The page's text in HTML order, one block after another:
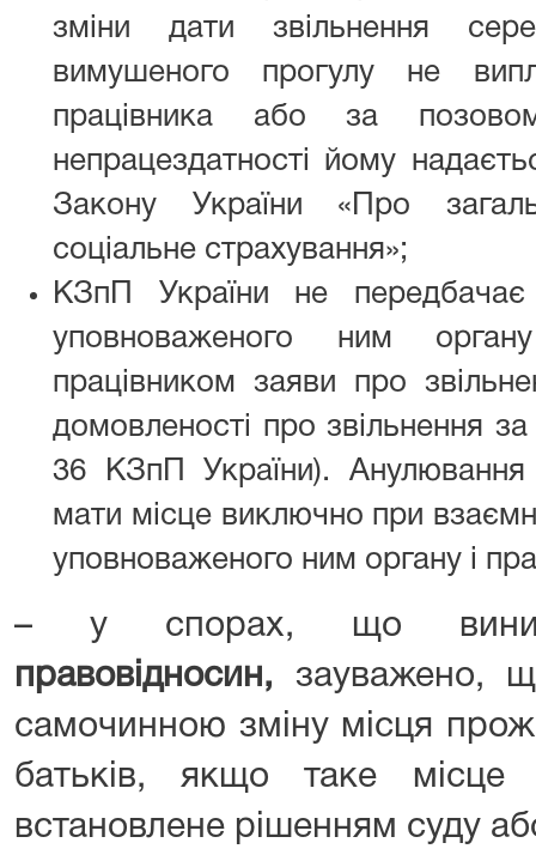
зміни дати звільнення
вимушеного прогулу не
працівника або за
непрацездатності йому
Закону України «Про
соціальне страхування»;
КЗпП України не
уповноваженого ним
працівником заяви про
домовленості про звільнення
36 КЗпП України).
мати місце виключно при
уповноваженого ним органу і
– у спорах, що
правовідносин, зауважено,
самочинною зміну місця
батьків, якщо таке
встановлене рішенням суду